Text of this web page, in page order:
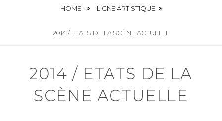
HOME LIGNE ARTISTIQUE
2014 / ETATS DE LA SCÈNE ACTUELLE
2014 / ETATS DE LA
SCÈNE ACTUELLE